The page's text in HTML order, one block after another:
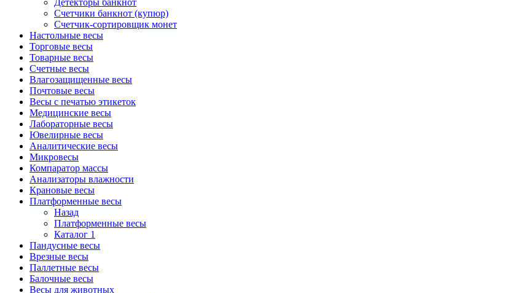
Детекторы банкнот
Cчетчики банкнот (купюр)
Счетчик-сортировщик монет
Настольные весы
Торговые весы
Товарные весы
Счетные весы
Влагозащищенные весы
Почтовые весы
Весы с печатью этикеток
Медицинские весы
Лабораторные весы
Ювелирные весы
Аналитические весы
Микровесы
Компаратор массы
Анализаторы влажности
Крановые весы
Платформенные весы
Назад
Платформенные весы
Каталог 1
Пандусные весы
Врезные весы
Паллетные весы
Балочные весы
Весы для животных